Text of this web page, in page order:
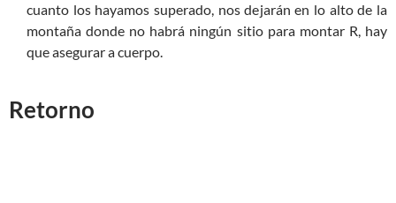
cuanto los hayamos superado, nos dejarán en lo alto de la
montaña donde no habrá ningún sitio para montar R, hay
que asegurar a cuerpo.
Retorno